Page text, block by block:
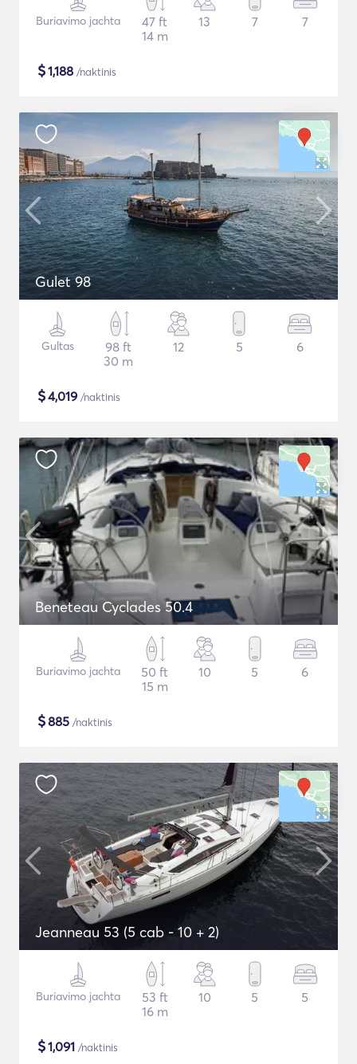
Buriavimo jachta
47 ft
14 m
13 7 7
$1,188 /naktinis
Gulet 98
Gultas
98 ft
30 m
12 5 6
$4,019 /naktinis
Beneteau Cyclades 50.4
Buriavimo jachta
50 ft
15 m
10 5 6
$885 /naktinis
Jeanneau 53 (5 cab - 10 + 2)
Buriavimo jachta
53 ft
16 m
10 5 5
$1,091 /naktinis